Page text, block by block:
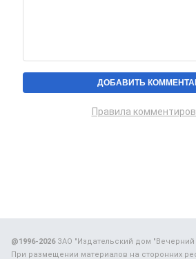
Правила
@1996-2026ЗАО "Издательский дом "Вечерний
При размещении материалов на сторонних